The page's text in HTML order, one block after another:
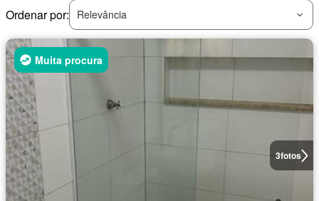
Ordenar por:
Relevância
3fotos
Muita procura